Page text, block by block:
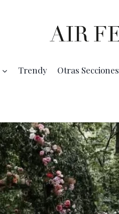
Trendy Otras Secciones